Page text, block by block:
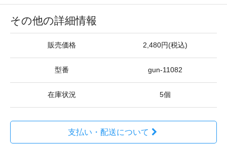
その他の詳細情報
販売価格 2,480円(税込)
型番 gun-11082
在庫状況 5個
支払い・配送について